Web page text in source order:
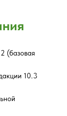
(базовая
10.3